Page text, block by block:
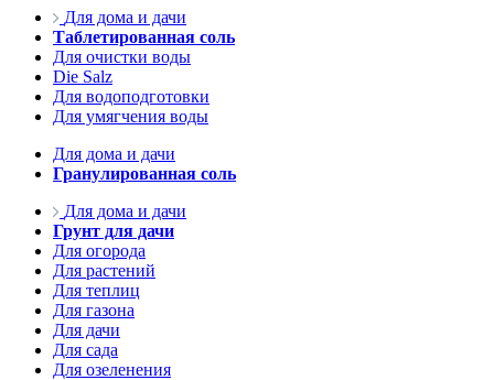
Для дома и дачи
Таблетированная соль
Для очистки воды
Die Salz
Для водоподготовки
Для умягчения воды
Для дома и дачи
Гранулированная соль
Для дома и дачи
Грунт для дачи
Для огорода
Для растений
Для теплиц
Для газона
Для дачи
Для сада
Для озеленения